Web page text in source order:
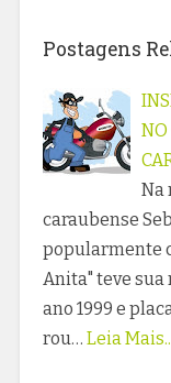
Postagens
NO
Na
caraubense
popularmente
Anita" teve
ano 1999 e
rou… Leia